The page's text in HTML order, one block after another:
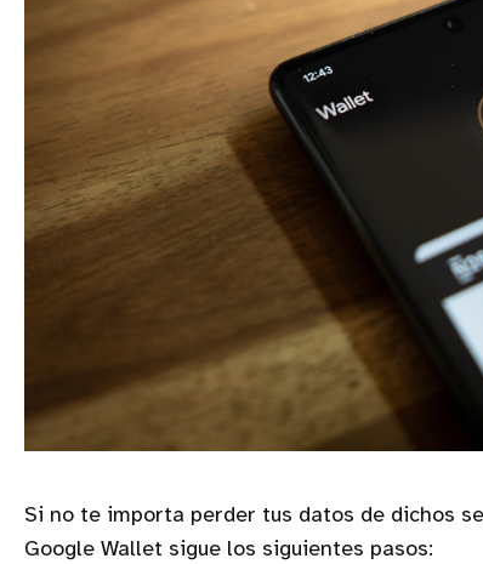
Si no te importa perder tus datos de dichos
Google Wallet sigue los siguientes pasos: